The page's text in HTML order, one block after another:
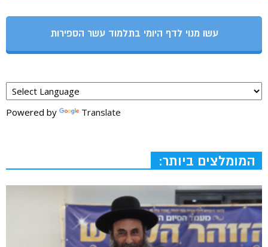
עשו מנוי לדף היומי בתלמוד עשר הספירות
Powered by Translate
המומלצים ביותר: